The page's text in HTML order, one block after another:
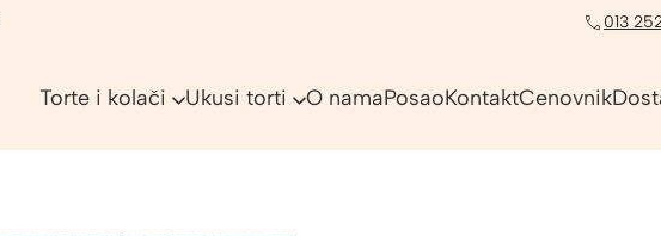
013
Torte i kolači Ukusi torti O namaPosaoKontaktCenovnik